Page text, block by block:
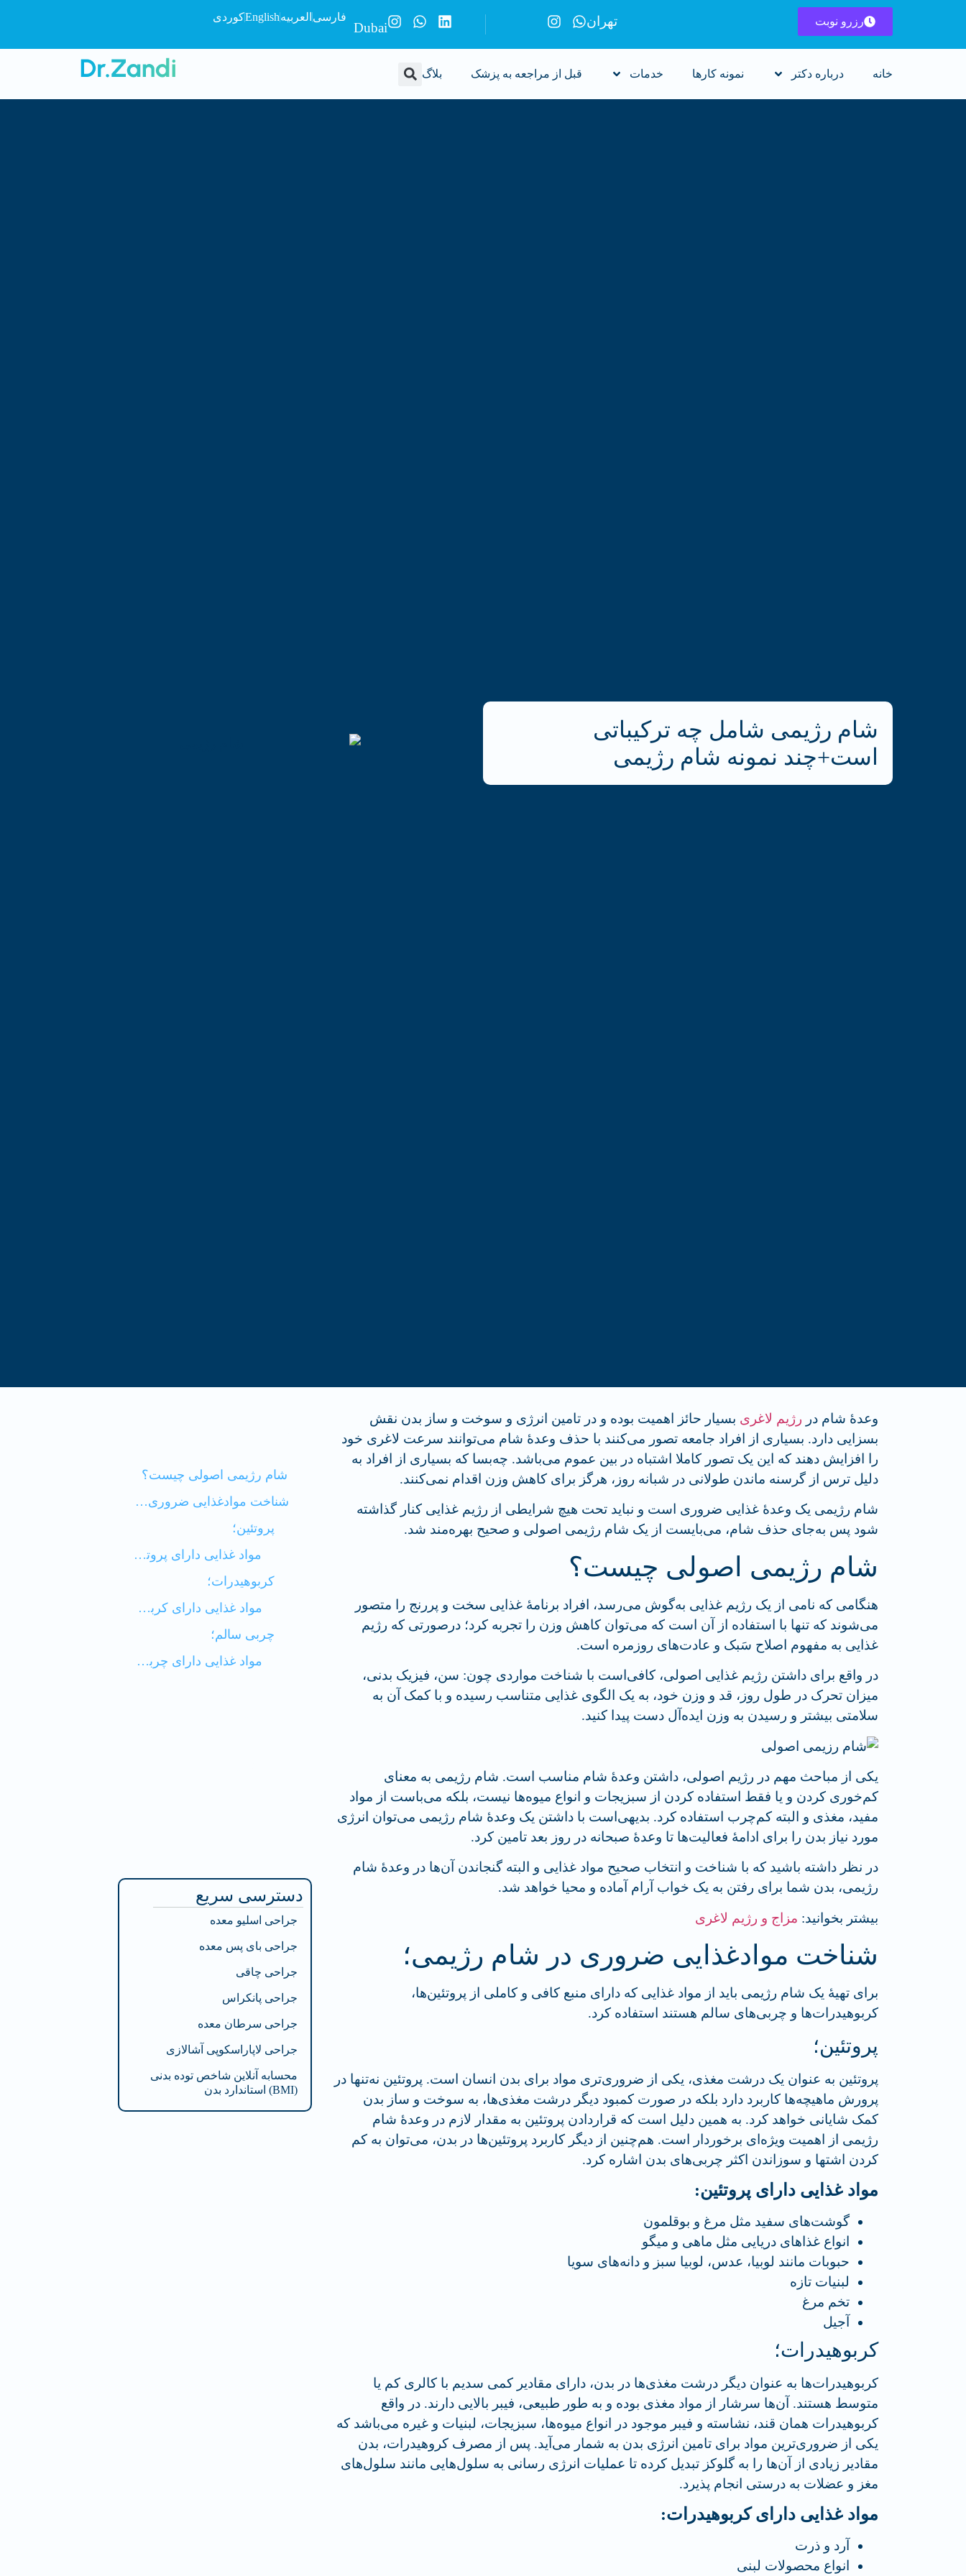
رزرو نوبت Dubai تهران فارسی العربیهEnglishکوردی
خانه درباره دکتر نمونه کارها خدمات قبل از مراجعه به پزشک بلاگ
شام رژیمی شامل چه ترکیباتی
است+چند نمونه شام رژیمی
وعدۀ شام در رژیم لاغری بسیار حائز اهمیت بوده و در تامین انرژی و سوخت و ساز بدن نقش
بسزایی دارد. بسیاری از افراد جامعه تصور­ می‌کنند با حذف وعدۀ شام می‌توانند سرعت لاغری خود
را افزایش دهند که این یک تصور کاملا اشتباه در بین عموم می‌باشد. چه‌بسا که بسیاری از افراد به‌
دلیل ترس از گرسنه ماندن طولانی در شبانه روز، هرگز برای کاهش وزن اقدام نمی‌کنند.
شام رژیمی یک وعدۀ غذایی ضروری است و نباید تحت هیچ شرایطی از رژیم غذایی کنار گذاشته
شود پس به‌جای حذف شام، می­‌بایست از یک شام رژیمی اصولی و صحیح بهره‌مند شد.
شام رژیمی اصولی چیست؟
هنگامی که نامی از یک رژیم غذایی به‌گوش می­‌رسد، افراد برنامۀ غذایی سخت و پررنج را متصور
می­‌شوند که تنها با استفاده از آن است که می‌توان کاهش وزن را تجربه کرد؛ درصورتی که رژیم
غذایی به مفهوم اصلاح سَبک و عادت‌های روزمره است.
در واقع برای داشتن رژیم غذایی اصولی، کافی‌است با شناخت مواردی چون: سن، فیزیک بدنی،
میزان تحرک در طول روز، قد و وزن خود، به یک الگوی غذایی متناسب رسیده و با کمک آن به
سلامتی بیشتر و رسیدن به وزن ایده‌آل دست پیدا کنید.
یکی از مباحث مهم در رژیم اصولی، داشتن وعدۀ شام مناسب است. شام رژیمی به معنای
کم‌خوری کردن و یا فقط استفاده کردن از سبزیجات و انواع میوه‌­ها نیست، بلکه می­‌باست از مواد
مفید، مغذی و البته کم‌چرب استفاده کرد. بدیهی‌است با داشتن یک وعدۀ شام رژیمی می­‌توان انرژی
مورد نیاز بدن را برای ادامۀ فعالیت‌ها تا وعدۀ صبحانه در روز بعد تامین کرد.
در نظر داشته باشید که با شناخت و انتخاب صحیح مواد غذایی و البته گنجاندن آن‌ها در وعدۀ شام
رژیمی، بدن شما برای رفتن به یک خواب آرام آماده و محیا خواهد شد.
بیشتر بخوانید: مزاج و رژیم لاغری
شناخت موادغذایی ضروری در شام رژیمی؛
برای تهیۀ یک شام رژیمی باید از مواد غذایی که دارای منبع کافی و کاملی از پروتئین‌ها،
کربوهیدرات‌ها و چربی‌های سالم هستند استفاده کرد.
پروتئین؛
پروتئین به عنوان یک درشت مغذی، یکی از ضروری‌تری مواد برای بدن انسان است. پروتئین‌ نه‌تنها در
پرورش ماهیچه‌ها کاربرد دارد بلکه در صورت کمبود دیگر درشت مغذی‌ها، به سوخت و ساز بدن
کمک شایانی خواهد کرد. به همین دلیل است که قراردادن پروتئین به مقدار لازم در وعدۀ شام
رژیمی از اهمیت ویژه‌ای برخوردار است. هم‌چنین از دیگر کاربرد پروتئین‌‌ها در بدن، می‌توان به کم
کردن اشتها و سوزاندن اکثر چربی‌های بدن اشاره کرد.
مواد غذایی دارای پروتئین:
گوشت‌های سفید مثل مرغ و بوقلمون
انواع غذاهای دریایی مثل ماهی و میگو
حبوبات مانند لوبیا، عدس، لوبیا سبز و دانه‌های سویا
لبنیات تازه
تخم مرغ
آجیل
کربوهیدرات؛
کربوهیدرات‌ها به عنوان دیگر درشت مغذی‌ها در بدن، دارای مقادیر کمی سدیم با کالری کم یا
متوسط هستند. آن‌ها سرشار از مواد مغذی بوده و به طور طبیعی، فیبر بالایی دارند. در واقع
کربوهیدرات‌ همان قند، نشاسته و فیبر موجود در انواع میوه‌ها‌، سبزیجات، لبنیات و غیره می‌باشد که
یکی از ضروری‌ترین مواد برای تامین انرژی بدن به شمار می‌آید. پس از مصرف کروهیدرات، بدن
مقادیر زیادی از آن‌ها را به گلوکز تبدیل کرده تا عملیات انرژی رسانی به سلول‌هایی مانند سلول‌های
مغز و عضلات به درستی انجام پذیرد.
مواد غذایی دارای کربوهیدرات:
آرد و ذرت
انواع محصولات لبنی
شام رژیمی اصولی چیست؟
شناخت موادغذایی ضروری در شام رژیمی؛
پروتئین؛
مواد غذایی دارای پروتئین:
کربوهیدرات؛
مواد غذایی دارای کربوهیدرات:
چربی‌ سالم؛
مواد غذایی دارای چربی سالم؛
دسترسی سریع
جراحی اسلیو معده
جراحی بای پس معده
جراحی چاقی
جراحی پانکراس
جراحی سرطان معده
جراحی لاپاراسکوپی آشالازی
محسابه آنلاین شاخص توده بدنی
(BMI) استاندارد بدن